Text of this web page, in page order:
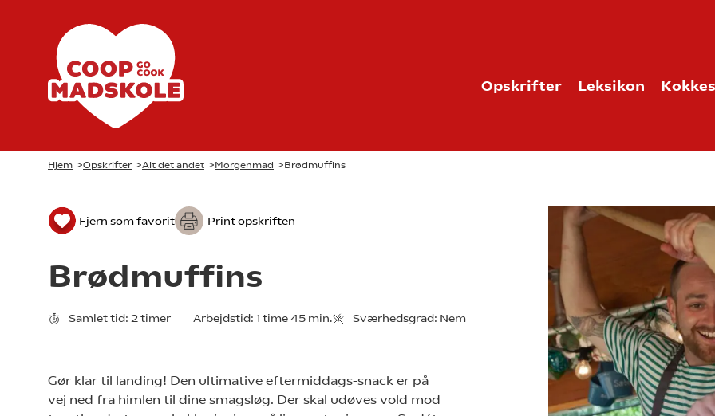
Opskrifter Leksikon
Hjem >Opskrifter >Alt det andet >Morgenmad >Brødmuffins
Fjern som favorit Print opskriften
Brødmuffins
Samlet tid: 2 timer Arbejdstid: 1 time 45 min. Sværhedsgrad: Nem
Gør klar til landing! Den ultimative eftermiddags-snack er på
vej ned fra himlen til dine smagsløg. Der skal udøves vold mod